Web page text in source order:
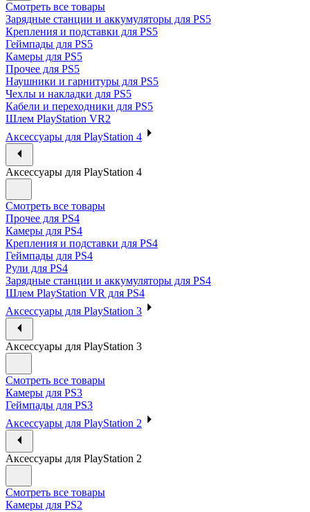
Смотреть все товары
Зарядные станции и аккумуляторы для PS5
Крепления и подставки для PS5
Геймпады для PS5
Камеры для PS5
Прочее для PS5
Наушники и гарнитуры для PS5
Чехлы и накладки для PS5
Кабели и переходники для PS5
Шлем PlayStation VR2
Аксессуары для PlayStation 4
Аксессуары для PlayStation 4
Смотреть все товары
Прочее для PS4
Камеры для PS4
Крепления и подставки для PS4
Геймпады для PS4
Рули для PS4
Зарядные станции и аккумуляторы для PS4
Шлем PlayStation VR для PS4
Аксессуары для PlayStation 3
Аксессуары для PlayStation 3
Смотреть все товары
Камеры для PS3
Геймпады для PS3
Аксессуары для PlayStation 2
Аксессуары для PlayStation 2
Смотреть все товары
Камеры для PS2